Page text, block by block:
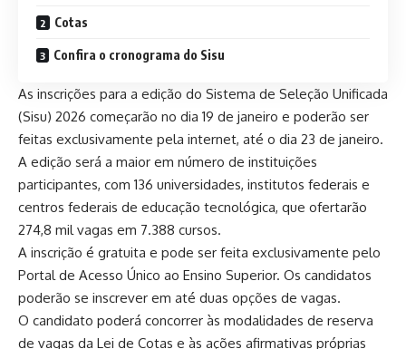
Cotas
Confira o cronograma do Sisu
As inscrições para a edição do Sistema de Seleção Unificada
(Sisu) 2026 começarão no dia 19 de janeiro e poderão ser
feitas exclusivamente pela internet, até o dia 23 de janeiro.
A edição será a maior em número de instituições
participantes, com 136 universidades, institutos federais e
centros federais de educação tecnológica, que ofertarão
274,8 mil vagas em 7.388 cursos.
A inscrição é gratuita e pode ser feita exclusivamente pelo
Portal de Acesso Único ao Ensino Superior. Os candidatos
poderão se inscrever em até duas opções de vagas.
O candidato poderá concorrer às modalidades de reserva
de vagas da Lei de Cotas e às ações afirmativas próprias